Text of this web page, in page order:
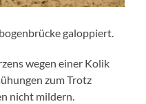
galoppiert.
wegen einer Kolik
zum Trotz
nicht mildern.